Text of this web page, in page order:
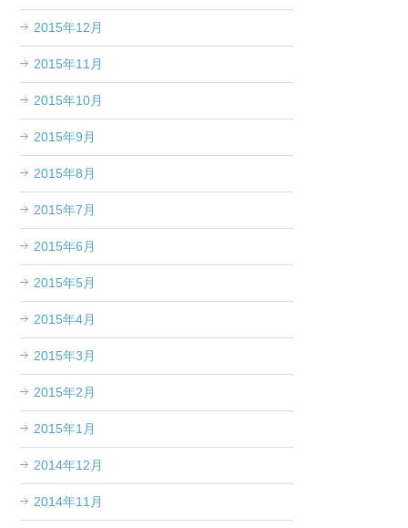
2015年12月
2015年11月
2015年10月
2015年9月
2015年8月
2015年7月
2015年6月
2015年5月
2015年4月
2015年3月
2015年2月
2015年1月
2014年12月
2014年11月